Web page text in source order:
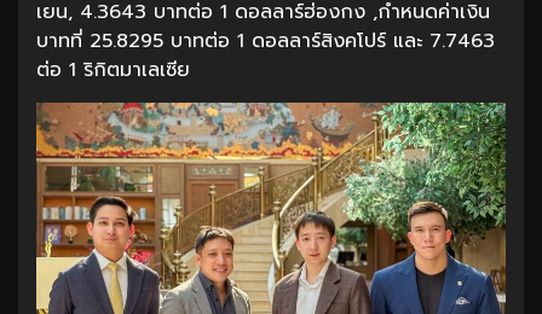
เยน, 4.3643 บาทต่อ 1 ดอลลาร์ฮ่องกง ,กำหนดค่าเงิน
บาทที่ 25.8295 บาทต่อ 1 ดอลลาร์สิงคโปร์ และ 7.7463
ต่อ 1 ริกิตมาเลเซีย